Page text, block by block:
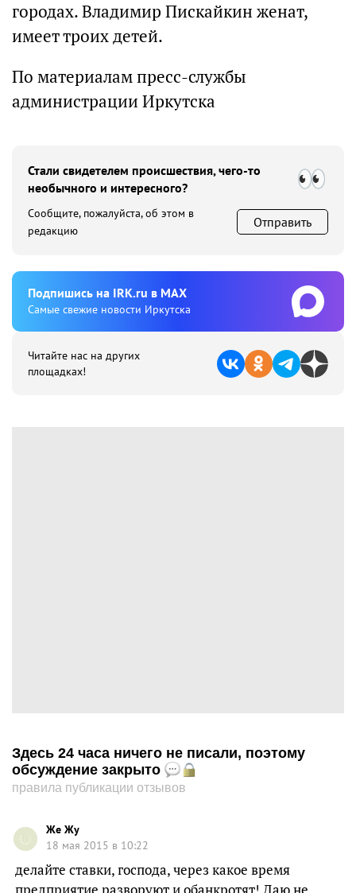
городах. Владимир Пискайкин женат,
имеет троих детей.
По материалам пресс-службы
администрации Иркутска
Стали свидетелем происшествия, чего-то
необычного и интересного?
Сообщите, пожалуйста, об этом в
редакцию
Отправить
Подпишиcь на IRK.ru в MAX
Cамые свежие новости Иркутска
Читайте нас на других
площадках!
Здесь 24 часа ничего не писали, поэтому
обсуждение закрыто
правила публикации отзывов
Же Жу
18 мая 2015 в 10:22
делайте ставки, господа, через какое время
предприятие разворуют и обанкротят! Даю не